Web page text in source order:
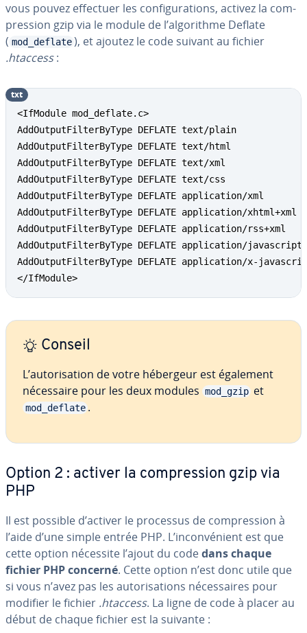
vous pouvez effectuer les con­fi­gu­ra­tions, activez la com­
pres­sion gzip via le module de l’al­go­rithme Deflate
( mod_deflate ), et ajoutez le code suivant au fichier
.htaccess:
<IfModule mod_deflate.c>
AddOutputFilterByType DEFLATE text/plain
AddOutputFilterByType DEFLATE text/html
AddOutputFilterByType DEFLATE text/xml
AddOutputFilterByType DEFLATE text/css
AddOutputFilterByType DEFLATE application/xml
AddOutputFilterByType DEFLATE application/xhtml+xml
AddOutputFilterByType DEFLATE application/rss+xml
AddOutputFilterByType DEFLATE application/javascript
AddOutputFilterByType DEFLATE application/x-
</IfModule>
txt
Conseil
L’au­to­ri­sa­tion de votre hébergeur est également
né­ces­saire pour les deux modules mod_gzip et
mod_deflate .
Option 2 : activer la com­pres­sion gzip via
PHP
Il est possible d’activer le processus de com­pres­sion à
l’aide d’une simple entrée PHP. L’in­con­vé­nient est que
cette option nécessite l’ajout du codedans chaque
fichier PHP concerné. Cette option n’est donc utile que
si vous n’avez pas les au­to­ri­sa­tions né­ces­saires pour
modifier le fichier .htaccess. La ligne de code à placer au
début de chaque fichier est la suivante :